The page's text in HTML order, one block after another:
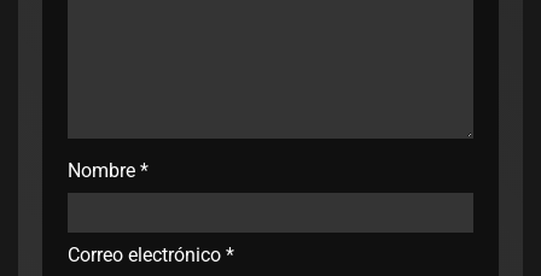
Nombre *
Correo electrónico *